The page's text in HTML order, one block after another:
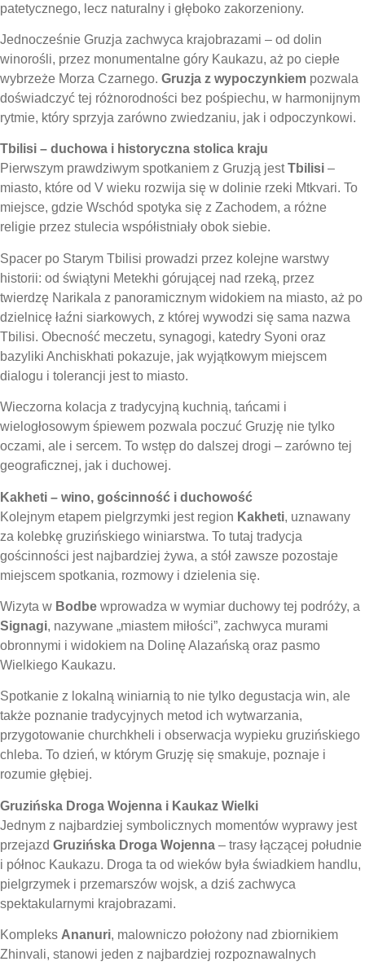
patetycznego, lecz naturalny i głęboko zakorzeniony.
Jednocześnie Gruzja zachwyca krajobrazami – od dolin
winorośli, przez monumentalne góry Kaukazu, aż po ciepłe
wybrzeże Morza Czarnego. Gruzja z wypoczynkiem pozwala
doświadczyć tej różnorodności bez pośpiechu, w harmonijnym
rytmie, który sprzyja zarówno zwiedzaniu, jak i odpoczynkowi.
Tbilisi – duchowa i historyczna stolica kraju
Pierwszym prawdziwym spotkaniem z Gruzją jestTbilisi –
miasto, które od V wieku rozwija się w dolinie rzeki Mtkvari. To
miejsce, gdzie Wschód spotyka się z Zachodem, a różne
religie przez stulecia współistniały obok siebie.
Spacer po Starym Tbilisi prowadzi przez kolejne warstwy
historii: od świątyni Metekhi górującej nad rzeką, przez
twierdzę Narikala z panoramicznym widokiem na miasto, aż po
dzielnicę łaźni siarkowych, z której wywodzi się sama nazwa
Tbilisi. Obecność meczetu, synagogi, katedry Syoni oraz
bazyliki Anchiskhati pokazuje, jak wyjątkowym miejscem
dialogu i tolerancji jest to miasto.
Wieczorna kolacja z tradycyjną kuchnią, tańcami i
wielogłosowym śpiewem pozwala poczuć Gruzję nie tylko
oczami, ale i sercem. To wstęp do dalszej drogi – zarówno tej
geograficznej, jak i duchowej.
Kakheti – wino, gościnność i duchowość
Kolejnym etapem pielgrzymki jest region Kakheti, uznawany
za kolebkę gruzińskiego winiarstwa. To tutaj tradycja
gościnności jest najbardziej żywa, a stół zawsze pozostaje
miejscem spotkania, rozmowy i dzielenia się.
Wizyta w Bodbe wprowadza w wymiar duchowy tej podróży, a
Signagi, nazywane „miastem miłości”, zachwyca murami
obronnymi i widokiem na Dolinę Alazańską oraz pasmo
Wielkiego Kaukazu.
Spotkanie z lokalną winiarnią to nie tylko degustacja win, ale
także poznanie tradycyjnych metod ich wytwarzania,
przygotowanie churchkheli i obserwacja wypieku gruzińskiego
chleba. To dzień, w którym Gruzję się smakuje, poznaje i
rozumie głębiej.
Gruzińska Droga Wojenna i Kaukaz Wielki
Jednym z najbardziej symbolicznych momentów wyprawy jest
przejazd Gruzińska Droga Wojenna – trasy łączącej południe
i północ Kaukazu. Droga ta od wieków była świadkiem handlu,
pielgrzymek i przemarszów wojsk, a dziś zachwyca
spektakularnymi krajobrazami.
Kompleks Ananuri, malowniczo położony nad zbiornikiem
Zhinvali, stanowi jeden z najbardziej rozpoznawalnych